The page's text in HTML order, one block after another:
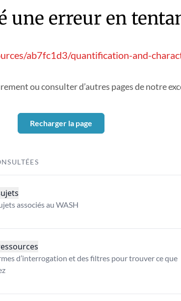
une erreur en
ab7fc1d3/quantification-and-
ou consulter d’autres pages de notre
Recharger la page
associés au WASH
d’interrogation et des filtres pour trouver ce que